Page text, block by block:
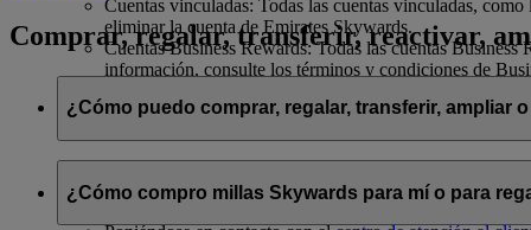
Cuentas vinculadas: Todas las cuentas vinculadas,
eliminar la cuenta de Emirates Skywards.
Cuentas Business Rewards: Todas las cuentas
información, consulte los términos y condiciones de
Comprar, regalar, transferir, reactivar,
¿Cómo puedo comprar, regalar, transferir, ampliar
Si desea comprar, regalar y transferir millas Skywards, puede
¿Cómo compro millas Skywards para mí o para